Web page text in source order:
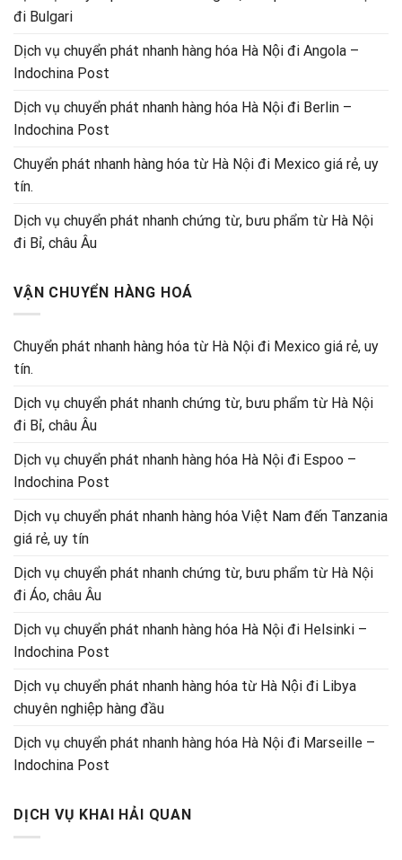
đi Bulgari
Dịch vụ chuyển phát nhanh hàng hóa Hà Nội đi Angola –
Indochina Post
Dịch vụ chuyển phát nhanh hàng hóa Hà Nội đi Berlin –
Indochina Post
Chuyển phát nhanh hàng hóa từ Hà Nội đi Mexico giá rẻ, uy
tín.
Dịch vụ chuyển phát nhanh chứng từ, bưu phẩm từ Hà Nội
đi Bỉ, châu Âu
VẬN CHUYỂN HÀNG HOÁ
Chuyển phát nhanh hàng hóa từ Hà Nội đi Mexico giá rẻ, uy
tín.
Dịch vụ chuyển phát nhanh chứng từ, bưu phẩm từ Hà Nội
đi Bỉ, châu Âu
Dịch vụ chuyển phát nhanh hàng hóa Hà Nội đi Espoo –
Indochina Post
Dịch vụ chuyển phát nhanh hàng hóa Việt Nam đến Tanzania
giá rẻ, uy tín
Dịch vụ chuyển phát nhanh chứng từ, bưu phẩm từ Hà Nội
đi Áo, châu Âu
Dịch vụ chuyển phát nhanh hàng hóa Hà Nội đi Helsinki –
Indochina Post
Dịch vụ chuyển phát nhanh hàng hóa từ Hà Nội đi Libya
chuyên nghiệp hàng đầu
Dịch vụ chuyển phát nhanh hàng hóa Hà Nội đi Marseille –
Indochina Post
DỊCH VỤ KHAI HẢI QUAN